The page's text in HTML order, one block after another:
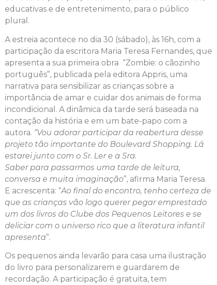
educativas e de entretenimento, para o público
plural.
A estreia acontece no dia 30 (sábado), às 16h, com a
participação da escritora Maria Teresa Fernandes, que
apresenta a sua primeira obra “Zombie: o cãozinho
português”, publicada pela editora Appris, uma
narrativa para sensibilizar as crianças sobre a
importância de amar e cuidar dos animais de forma
incondicional. A dinâmica da tarde será baseada na
contação da história e em um bate-papo com a
autora. “Vou adorar participar da reabertura desse
projeto tão importante do Boulevard Shopping. Lá
estarei junto com o Sr. Ler e a Sra.
Saber para passarmos uma tarde de leitura,
conversa e muita imaginação”, afirma Maria Teresa.
E acrescenta: “Ao final do encontro, tenho certeza de
que as crianças vão logo querer pegar emprestado
um dos livros do Clube dos Pequenos Leitores e se
deliciar com o universo rico que a literatura infantil
apresenta”.
Os pequenos ainda levarão para casa uma ilustração
do livro para personalizarem e guardarem de
recordação. A participação é gratuita, tem